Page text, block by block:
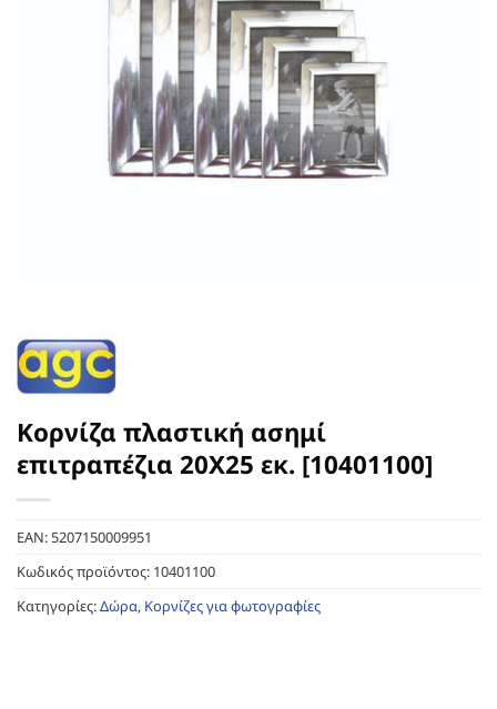
Κορνίζα πλαστική ασημί
επιτραπέζια 20Χ25 εκ. [10401100]
EAN:5207150009951
Κωδικός προϊόντος: 10401100
Κατηγορίες:Δώρα, Κορνίζες για φωτογραφίες